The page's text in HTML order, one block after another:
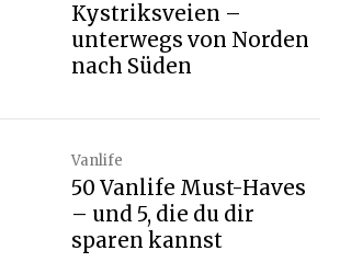
Kystriksveien –
unterwegs von Norden
nach Süden
Vanlife
50 Vanlife Must-Haves
– und 5, die du dir
sparen kannst